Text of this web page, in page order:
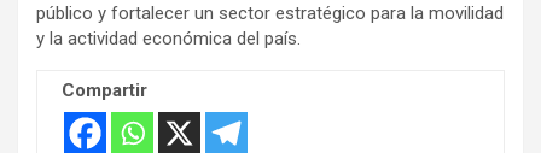
público y fortalecer un sector estratégico para la movilidad
y la actividad económica del país.
Compartir